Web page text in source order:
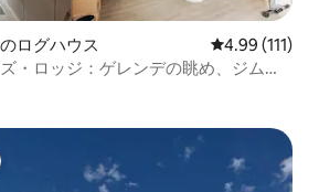
ログハウス レビュー111
4.99 (111)
・ロッジ：ゲレンデの眺め、ジム、
スです。